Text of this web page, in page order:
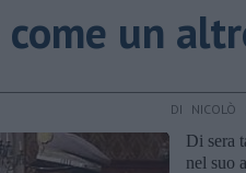
un
DI NICOLÒ
Di sera
nel suo